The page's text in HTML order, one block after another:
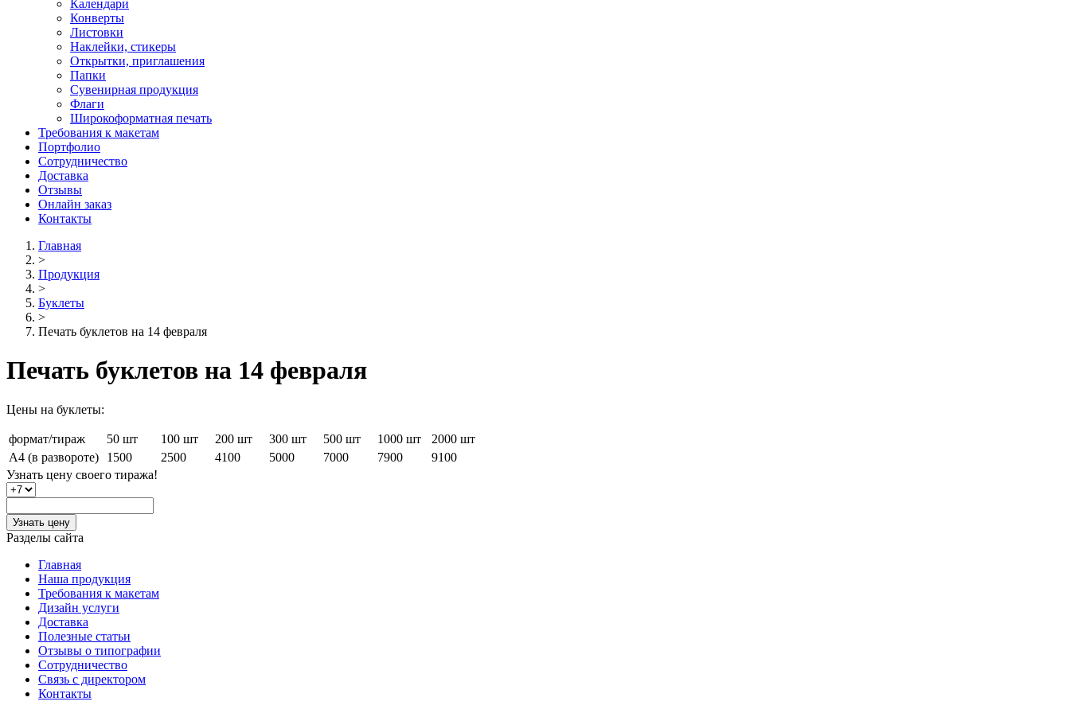
Календари
Конверты
Листовки
Наклейки, стикеры
Открытки, приглашения
Папки
Сувенирная продукция
Флаги
Широкоформатная печать
Требования к макетам
Портфолио
Сотрудничество
Доставка
Отзывы
Онлайн заказ
Контакты
Главная
>
Продукция
>
Буклеты
>
Печать буклетов на 14 февраля
Печать буклетов на 14 февраля
Цены на буклеты:
формат/тираж 50 шт 100 шт 200 шт 300 шт 500 шт 1000 шт
2000 шт
А4 (в развороте)
1500 2500 4100 5000 7000 7900
9100
Узнать цену своего тиража!
Узнать цену
Разделы сайта
Главная
Наша продукция
Требования к макетам
Дизайн услуги
Доставка
Полезные статьи
Отзывы о типографии
Сотрудничество
Связь с директором
Контакты